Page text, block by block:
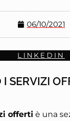
06/10/2021
LINKEDIN
SERVIZI
offerti è una